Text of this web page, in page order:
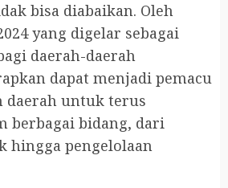
bisa diabaikan. Oleh
yang digelar sebagai
daerah-daerah
dapat menjadi pemacu
daerah untuk terus
berbagai bidang, dari
hingga pengelolaan